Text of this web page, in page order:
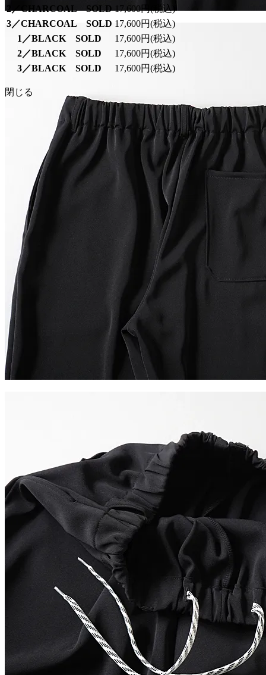
2／CHARCOAL SOLD 17,600円(税込)
3／CHARCOAL SOLD 17,600円(税込)
1／BLACK SOLD
17,600円(税込)
2／BLACK SOLD
17,600円(税込)
3／BLACK SOLD
17,600円(税込)
閉じる